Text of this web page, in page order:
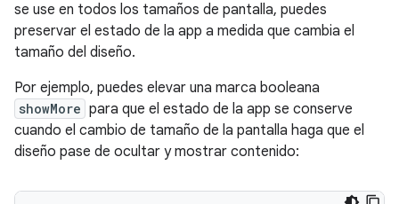
se use en todos los tamaños de pantalla, puedes
preservar el estado de la app a medida que cambia el
tamaño del diseño.
Por ejemplo, puedes elevar una marca booleana
showMore para que el estado de la app se conserve
cuando el cambio de tamaño de la pantalla haga que el
diseño pase de ocultar y mostrar contenido: